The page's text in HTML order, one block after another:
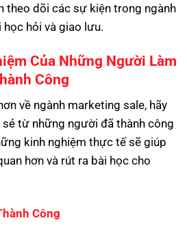
theo dõi các sự kiện trong ngành
hỏi và giao lưu.
Của Những Người Làm
Công
về ngành marketing sale, hãy
sẻ từ những người đã thành công
kinh nghiệm thực tế sẽ giúp
hơn và rút ra bài học cho
Công